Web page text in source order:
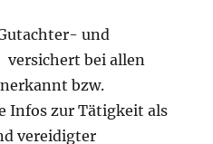
und
versichert bei allen
bzw.
Infos zur Tätigkeit als
vereidigter